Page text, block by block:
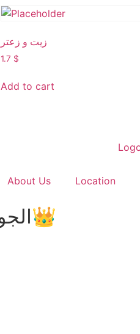
زيت و زعتر
1.7 $
Add to cart
About Us Location
!الجودة هي تاجنا، استمتع بالأفضل👑